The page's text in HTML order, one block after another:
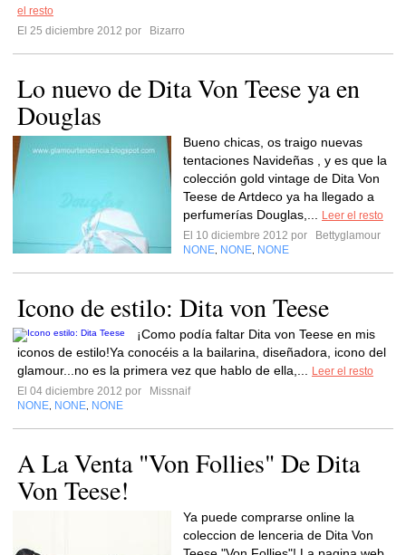
el resto
El 25 diciembre 2012 por
Bizarro
Lo nuevo de Dita Von Teese ya en
Douglas
Bueno chicas, os traigo nuevas
tentaciones Navideñas , y es que la
colección gold vintage de Dita Von
Teese de Artdeco ya ha llegado a
perfumerías Douglas,...
Leer el resto
El 10 diciembre 2012 por
Bettyglamour
NONE NONE NONE
Icono de estilo: Dita von Teese
¡Como podía faltar Dita von Teese en mis
iconos de estilo!Ya conocéis a la bailarina, diseñadora, icono del
glamour...no es la primera vez que hablo de ella,...
Leer el resto
El 04 diciembre 2012 por
Missnaif
NONE NONE NONE
A La Venta "Von Follies" De Dita
Von Teese!
Ya puede comprarse online la
coleccion de lenceria de Dita Von